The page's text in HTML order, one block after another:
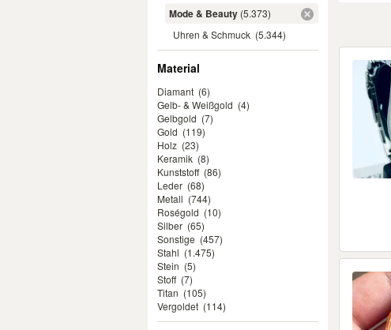
Mode & Beauty (5.373)
Uhren & Schmuck (5.344)
Material
Diamant (6)
Gelb- & Weißgold (4)
Gelbgold (7)
Gold (119)
Holz (23)
Keramik (8)
Kunststoff (86)
Leder (68)
Metall (744)
Roségold (10)
Silber (65)
Sonstige (457)
Stahl (1.475)
Stein (5)
Stoff (7)
Titan (105)
Vergoldet (114)